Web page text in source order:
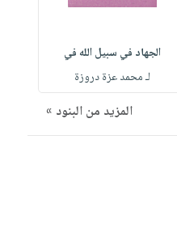
الجهاد في سبيل الله في
لـ محمد عزة دروزة
المزيد من البنود »